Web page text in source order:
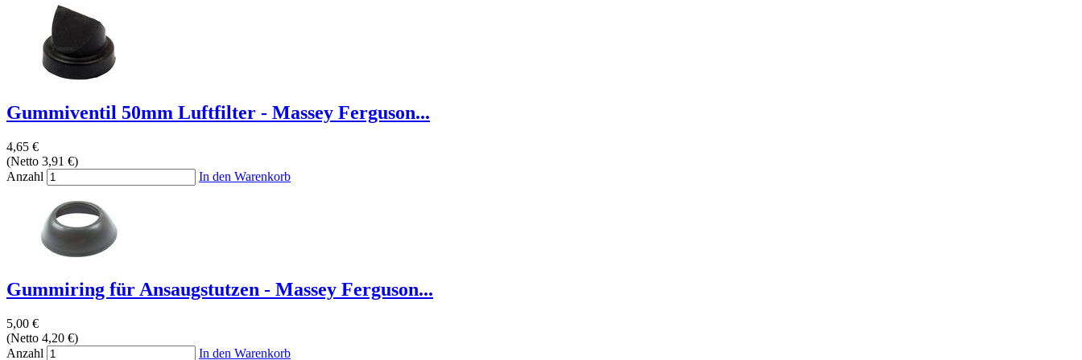
Gummiventil 50mm Luftfilter - Massey Ferguson...
4,65 €
(Netto 3,91 €)
Anzahl
In den Warenkorb
Gummiring für Ansaugstutzen - Massey Ferguson...
5,00 €
(Netto 4,20 €)
Anzahl
In den Warenkorb